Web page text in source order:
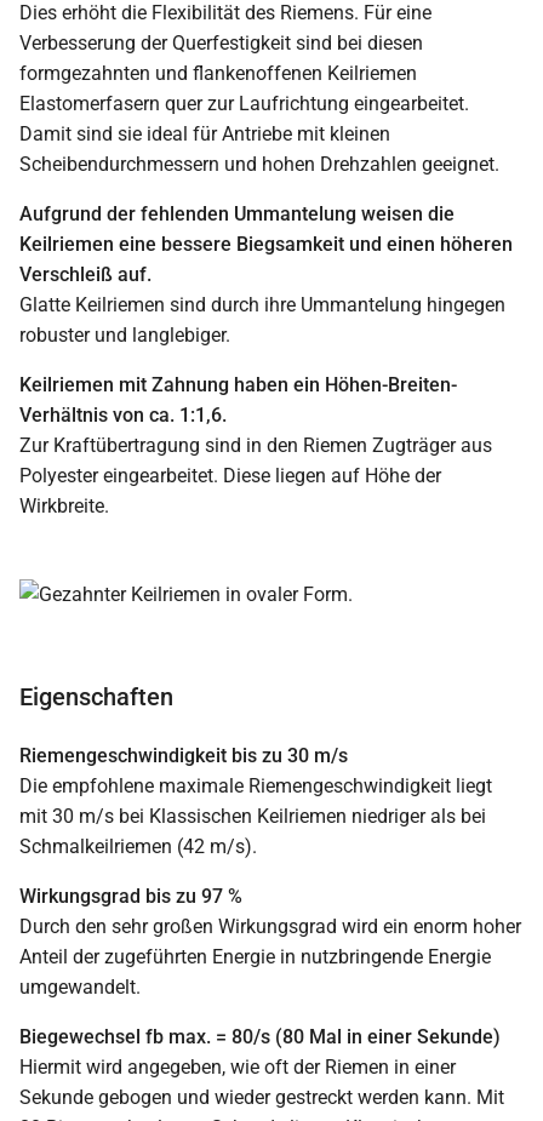
Dies erhöht die Flexibilität des Riemens. Für eine
Verbesserung der Querfestigkeit sind bei diesen
formgezahnten und flankenoffenen Keilriemen
Elastomerfasern quer zur Laufrichtung eingearbeitet.
Damit sind sie ideal für Antriebe mit kleinen
Scheibendurchmessern und hohen Drehzahlen geeignet.
Aufgrund der fehlenden Ummantelung weisen die
Keilriemen eine bessere Biegsamkeit und einen höheren
Verschleiß auf.
Glatte Keilriemen sind durch ihre Ummantelung hingegen
robuster und langlebiger.
Keilriemen mit Zahnung haben ein Höhen-Breiten-
Verhältnis von ca. 1:1,6.
Zur Kraftübertragung sind in den Riemen Zugträger aus
Polyester eingearbeitet. Diese liegen auf Höhe der
Wirkbreite.
Eigenschaften
Riemengeschwindigkeit bis zu 30 m/s
Die empfohlene maximale Riemengeschwindigkeit liegt
mit 30 m/s bei Klassischen Keilriemen niedriger als bei
Schmalkeilriemen (42 m/s).
Wirkungsgrad bis zu 97 %
Durch den sehr großen Wirkungsgrad wird ein enorm hoher
Anteil der zugeführten Energie in nutzbringende Energie
umgewandelt.
Biegewechsel fb max. = 80/s (80 Mal in einer Sekunde)
Hiermit wird angegeben, wie oft der Riemen in einer
Sekunde gebogen und wieder gestreckt werden kann. Mit